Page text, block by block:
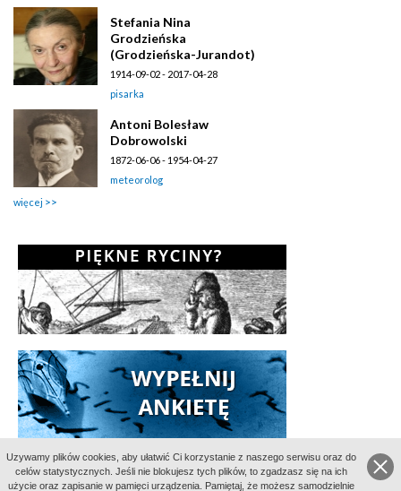
Stefania Nina
Grodzieńska
(Grodzieńska-Jurandot)
1914-09-02 - 2017-04-28
pisarka
Antoni Bolesław
Dobrowolski
1872-06-06 - 1954-04-27
meteorolog
więcej
Uzywamy plików cookies, aby ułatwić Ci korzystanie z naszego serwisu oraz do
celów statystycznych. Jeśli nie blokujesz tych plików, to zgadzasz się na ich
użycie oraz zapisanie w pamięci urządzenia. Pamiętaj, że możesz samodzielnie